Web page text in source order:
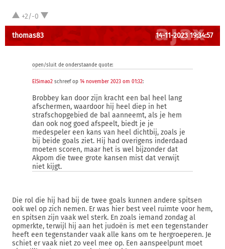
+2/-0
thomas83 14-11-2023 19:34:57
open/sluit de onderstaande quote:
ElSimao2 schreef op 14 november 2023 om 01:32:
Brobbey kan door zijn kracht een bal heel lang
afschermen, waardoor hij heel diep in het
strafschopgebied de bal aanneemt, als je hem
dan ook nog goed afspeelt, biedt je je
medespeler een kans van heel dichtbij, zoals je
bij beide goals ziet. Hij had overigens inderdaad
moeten scoren, maar het is wel bijzonder dat
Akpom die twee grote kansen mist dat verwijt
niet kijgt.
Die rol die hij had bij de twee goals kunnen andere spitsen
ook wel op zich nemen. Er was hier best veel ruimte voor hem,
en spitsen zijn vaak wel sterk. En zoals iemand zondag al
opmerkte, terwijl hij aan het judoën is met een tegenstander
heeft een tegenstander vaak alle kans om te hergroeperen. Je
schiet er vaak niet zo veel mee op. Een aanspeelpunt moet